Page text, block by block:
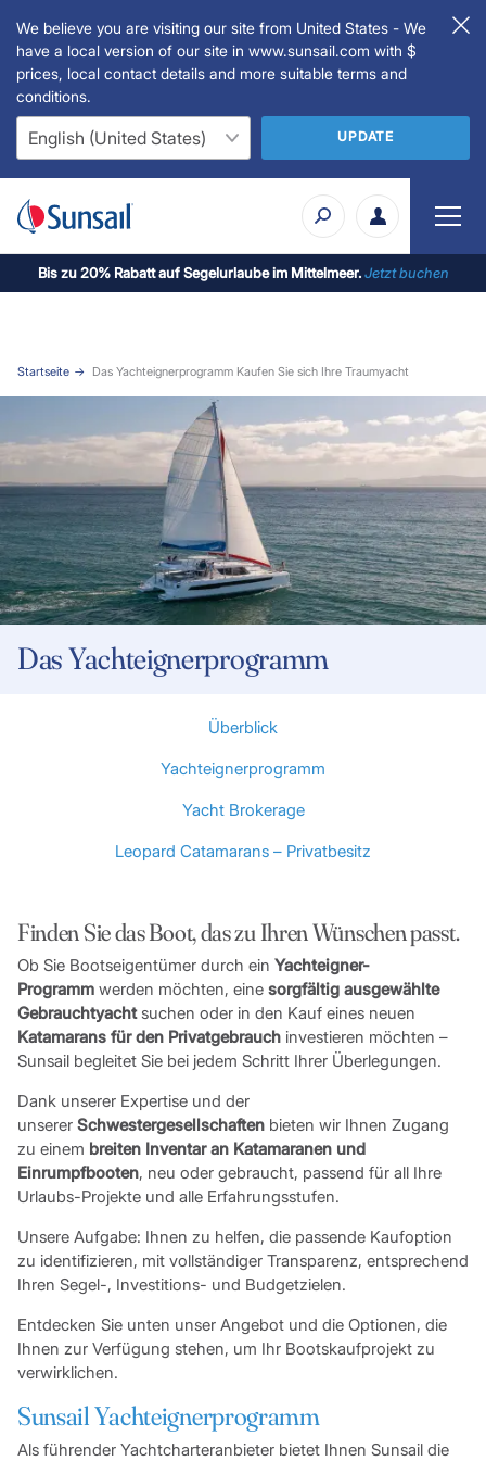
We believe you are visiting our site from United States - We
have a local version of our site in www.sunsail.com with $
prices, local contact details and more suitable terms and
conditions.
UPDATE
Bis zu 20% Rabatt auf Segelurlaube im Mittelmeer.Jetzt buchen
Startseite Das Yachteignerprogramm Kaufen Sie sich Ihre Traumyacht
Das Yachteignerprogramm
Überblick
Yachteignerprogramm
Yacht Brokerage
Leopard Catamarans – Privatbesitz
Finden Sie das Boot, das zu Ihren Wünschen passt.
Ob Sie Bootseigentümer durch ein Yachteigner-
Programmwerden möchten, einesorgfältig ausgewählte
Gebrauchtyachtsuchen oder in den Kauf eines neuen
Katamarans für den Privatgebrauchinvestieren möchten –
Sunsail begleitet Sie bei jedem Schritt Ihrer Überlegungen.
Dank unserer Expertise und der
unserer Schwestergesellschaftenbieten wir Ihnen Zugang
zu einem breiten Inventar an Katamaranen und
Einrumpfbooten, neu oder gebraucht, passend für all Ihre
Urlaubs-Projekte und alle Erfahrungsstufen.
Unsere Aufgabe: Ihnen zu helfen, die passende Kaufoption
zu identifizieren, mit vollständiger Transparenz, entsprechend
Ihren Segel-, Investitions- und Budgetzielen.
Entdecken Sie unten unser Angebot und die Optionen, die
Ihnen zur Verfügung stehen, um Ihr Bootskaufprojekt zu
verwirklichen.
Sunsail Yachteignerprogramm
Als führender Yachtcharteranbieter bietet Ihnen Sunsail die